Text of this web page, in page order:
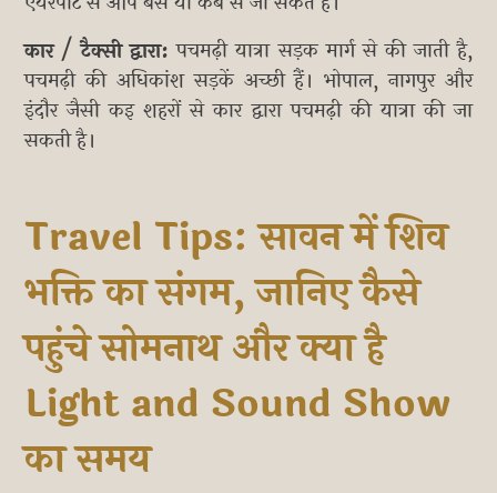
कार / टैक्सी द्वारा: पचमढ़ी यात्रा सड़क मार्ग से की जाती है,
पचमढ़ी की अधिकांश सड़कें अच्छी हैं। भोपाल, नागपुर और
इंदौर जैसी कइ शहरों से कार द्वारा पचमढ़ी की यात्रा की जा
सकती है।
Travel Tips: सावन में शिव
भक्ति का संगम, जानिए कैसे
पहुंचे सोमनाथ और क्या है
Light and Sound Show
का समय